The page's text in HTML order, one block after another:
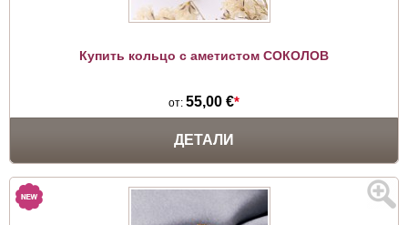
Купить кольцо с аметистом СОКОЛОВ
от: 55,00 €*
ДЕТАЛИ